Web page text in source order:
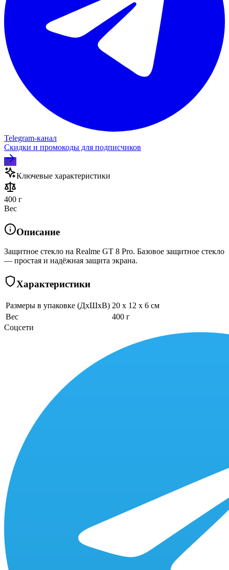
Telegram‑канал
Скидки и промокоды для подписчиков
Ключевые характеристики
400 г
Вес
Описание
Защитное стекло на Realme GT 8 Pro. Базовое защитное стекло
— простая и надёжная защита экрана.
Характеристики
Размеры в упаковке (ДхШхВ) 20 x 12 x 6 см
Вес
400 г
Соцсети